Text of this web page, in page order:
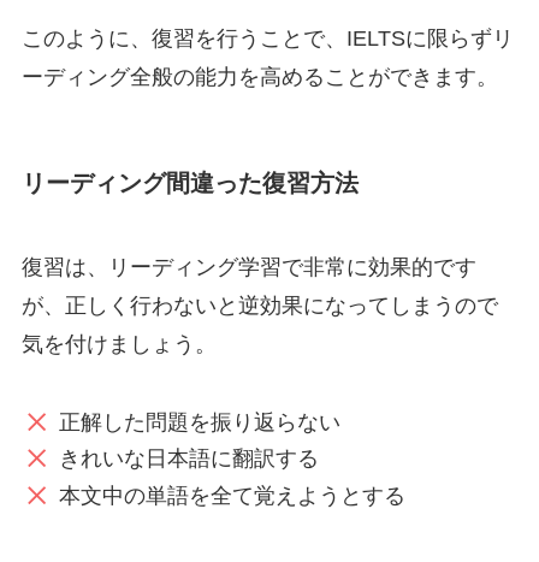
このように、復習を行うことで、IELTSに限らずリ
ーディング全般の能力を高めることができます。
リーディング間違った復習方法
復習は、リーディング学習で非常に効果的です
が、正しく行わないと逆効果になってしまうので
気を付けましょう。
正解した問題を振り返らない
きれいな日本語に翻訳する
本文中の単語を全て覚えようとする